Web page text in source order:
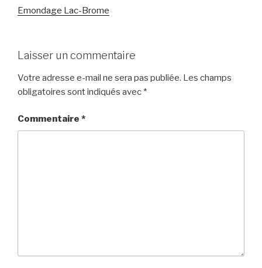
Emondage Lac-Brome
Laisser un commentaire
Votre adresse e-mail ne sera pas publiée. Les champs
obligatoires sont indiqués avec *
Commentaire *